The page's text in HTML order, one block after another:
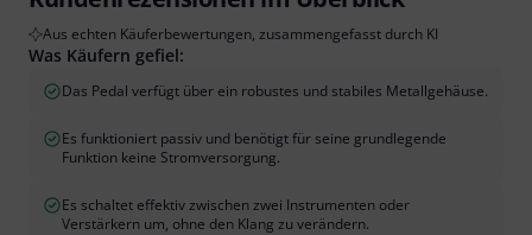
Aus echten Käuferbewertungen, zusammengefasst durch KI
Was Käufern gefiel:
Das Pedal verfügt über ein robustes und stabiles Metallgehäuse.
Es funktioniert passiv und benötigt für seine grundlegende
Funktion keine Stromversorgung.
Es schaltet effektiv zwischen zwei Instrumenten oder
Verstärkern um, ohne den Klang zu verändern.